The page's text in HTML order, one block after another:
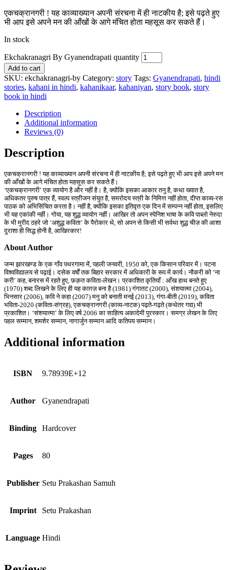
एकचक्रानगरी ! यह काव्याख्यान अपनी संरचना में ही नाटकीय है; इसे पढ़ते हुए
भी आप इसे अपने मन की आँखों के आगे मंचित होता महसूस कर सकते हैं।
In stock
Ekchakranagri By Gyanendrapati quantity
Add to cart
SKU: ekchakranagri-by Category: story Tags: Gyanendrapati, hindi
stories, kahani in hindi, kahanikaar, kahaniyan, story book, story
book in hindi
Description
Additional information
Reviews (0)
Description
एकचक्रानगरी ! यह काव्याख्यान अपनी संरचना में ही नाटकीय है; इसे पढ़ते हुए भी आप इसे अपने मन
की आँखों के आगे मंचित होता महसूस कर सकते हैं।
‘एकचक्रानगरी’ एक व्यायोग है और नहीं है। है, क्योंकि इसका आकार तनु है, कथा ख्यात है,
अधिकतर पुरुष पात्र हैं, स्वल्प स्त्रीजन संयुत है, समरोदय स्त्री के निमित्त नहीं होता, दीप्त काव्य-रस
पाठक को अभिसिंचित करता है। नहीं है, क्योंकि इसका इतिवृत्त एक दिन में सम्पन्न नहीं होता, इसलिए
भी यह एकांकी नहीं। गोया, यह शुद्ध व्यायोग नहीं। आखिर तो अपन स्पेनिश भाषा के कवि पाब्लो नेरुदा
के भी मुरीद ठहरे जो ‘अशुद्ध कविता’ के पैरोकार थे, सो अपन से किसी भी सर्वथा शुद्ध चीज़ की आशा
दुराशा ही सिद्ध होनी है, आखिरकार!
About Author
जन्म झारखण्ड के एक गाँव पथरगामा में, पहली जनवरी, 1950 को, एक किसान परिवार में। पटना
विश्वविद्यालय से पढ़ाई। दसेक वर्षों तक बिहार सरकार में अधिकारी के रूप में कार्य। नौकरी को ‘ना
करी’ कह, बनारस में रहते हुए, फ़क़त कविता-लेखन। प्रकाशित कृतियाँ : आँख हाथ बनते हुए
(1970) शब्द लिखने के लिए ही यह काग़ज़ बना है (1981) गंगातट (2000), संशयात्मा (2004),
भिनसार (2006), कवि ने कहा (2007) मनु को बनाती मनई (2013), गंगा-बीती (2019), कविता
भविता-2020 (कविता-संग्रह), एकचक्रानगरी (काव्य-नाटक) पढ़ते-गढ़ते (कथेतर गद्य) भी
प्रकाशित। ‘संशयात्मा’ के लिए वर्ष 2006 का साहित्य अकादेमी पुरस्कार। समग्र लेखन के लिए
पहल सम्मान, शमशेर सम्मान, नागार्जुन सम्मान आदि कतिपय सम्मान।
Additional information
ISBN 9.78939E+12
Author Gyanendrapati
Binding Hardcover
Pages 80
Publisher Setu Prakashan Samuh
Imprint Setu Prakashan
Language Hindi